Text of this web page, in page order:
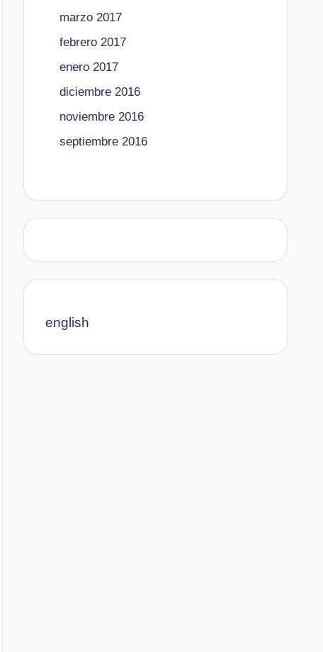
marzo 2017
febrero 2017
enero 2017
diciembre 2016
noviembre 2016
septiembre 2016
english